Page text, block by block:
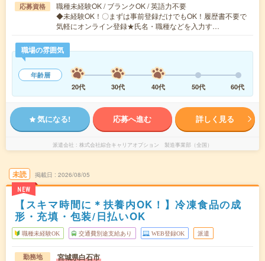
応募資格
職種未経験OK / ブランクOK / 英語力不要
◆未経験OK！〇まずは事前登録だけでもOK！履歴書不要で
気軽にオンライン登録★氏名・職種などを入力す…
職場の雰囲気
年齢層
20代
30代 40代 50代 60代
気になる! 応募へ進む 詳しく見る
派遣会社 株式会社綜合キャリアオプション 製造事業部（全国）
未読
NEW
掲載日 2026/08/05
【スキマ時間に＊扶養内OK！】冷凍食品の成
形・充填・包装/日払いOK
職種未経験OK 交通費別途支給あり WEB登録OK 派遣
勤務地 宮城県白石市